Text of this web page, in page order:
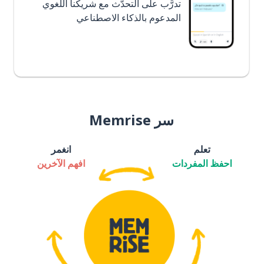
تدرَّب على التحدُّث مع شريكنا اللغوي
المدعوم بالذكاء الاصطناعي
سر Memrise
تعلم
احفظ المفردات
انغمر
افهم الآخرين